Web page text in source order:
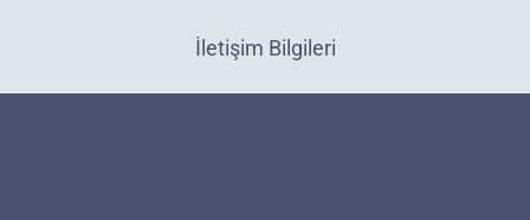
İletişim Bilgileri